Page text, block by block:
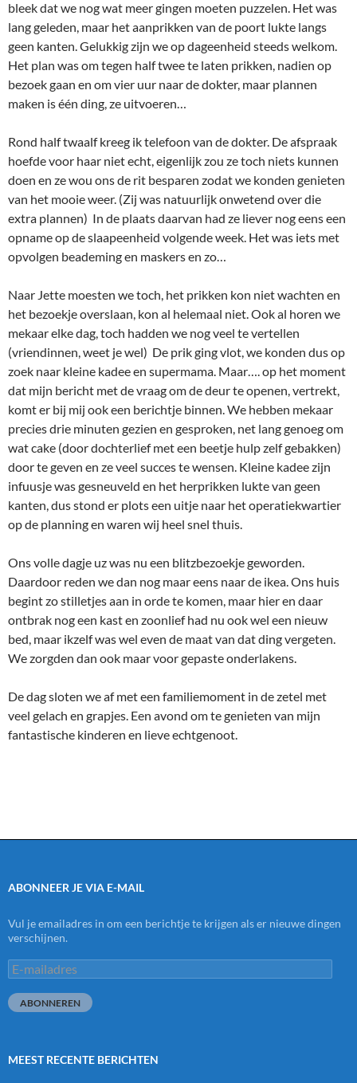
bleek dat we nog wat meer gingen moeten puzzelen. Het was
lang geleden, maar het aanprikken van de poort lukte langs
geen kanten. Gelukkig zijn we op dageenheid steeds welkom.
Het plan was om tegen half twee te laten prikken, nadien op
bezoek gaan en om vier uur naar de dokter, maar plannen
maken is één ding, ze uitvoeren…
Rond half twaalf kreeg ik telefoon van de dokter. De afspraak
hoefde voor haar niet echt, eigenlijk zou ze toch niets kunnen
doen en ze wou ons de rit besparen zodat we konden genieten
van het mooie weer. (Zij was natuurlijk onwetend over die
extra plannen) In de plaats daarvan had ze liever nog eens een
opname op de slaapeenheid volgende week. Het was iets met
opvolgen beademing en maskers en zo…
Naar Jette moesten we toch, het prikken kon niet wachten en
het bezoekje overslaan, kon al helemaal niet. Ook al horen we
mekaar elke dag, toch hadden we nog veel te vertellen
(vriendinnen, weet je wel) De prik ging vlot, we konden dus op
zoek naar kleine kadee en supermama. Maar…. op het moment
dat mijn bericht met de vraag om de deur te openen, vertrekt,
komt er bij mij ook een berichtje binnen. We hebben mekaar
precies drie minuten gezien en gesproken, net lang genoeg om
wat cake (door dochterlief met een beetje hulp zelf gebakken)
door te geven en ze veel succes te wensen. Kleine kadee zijn
infuusje was gesneuveld en het herprikken lukte van geen
kanten, dus stond er plots een uitje naar het operatiekwartier
op de planning en waren wij heel snel thuis.
Ons volle dagje uz was nu een blitzbezoekje geworden.
Daardoor reden we dan nog maar eens naar de ikea. Ons huis
begint zo stilletjes aan in orde te komen, maar hier en daar
ontbrak nog een kast en zoonlief had nu ook wel een nieuw
bed, maar ikzelf was wel even de maat van dat ding vergeten.
We zorgden dan ook maar voor gepaste onderlakens.
De dag sloten we af met een familiemoment in de zetel met
veel gelach en grapjes. Een avond om te genieten van mijn
fantastische kinderen en lieve echtgenoot.
ABONNEER JE VIA E-MAIL
Vul je emailadres in om een berichtje te krijgen als er nieuwe dingen
verschijnen.
E-
mailadres
ABONNEREN
MEEST RECENTE BERICHTEN